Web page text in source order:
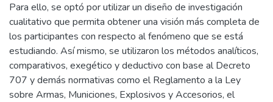
Para ello, se optó por utilizar un diseño de investigación
cualitativo que permita obtener una visión más completa de
los participantes con respecto al fenómeno que se está
estudiando. Así mismo, se utilizaron los métodos analíticos,
comparativos, exegético y deductivo con base al Decreto
707 y demás normativas como el Reglamento a la Ley
sobre Armas, Municiones, Explosivos y Accesorios, el